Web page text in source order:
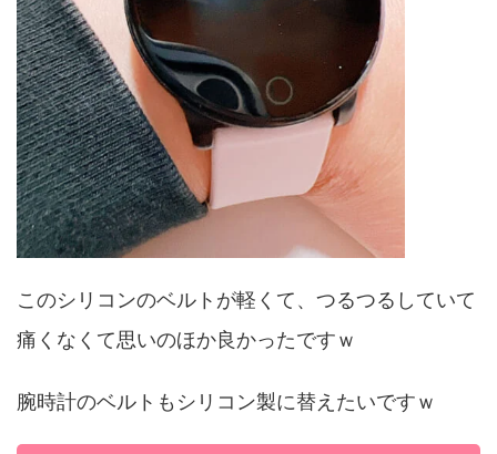
このシリコンのベルトが軽くて、つるつるしていて
痛くなくて思いのほか良かったですｗ
腕時計のベルトもシリコン製に替えたいですｗ